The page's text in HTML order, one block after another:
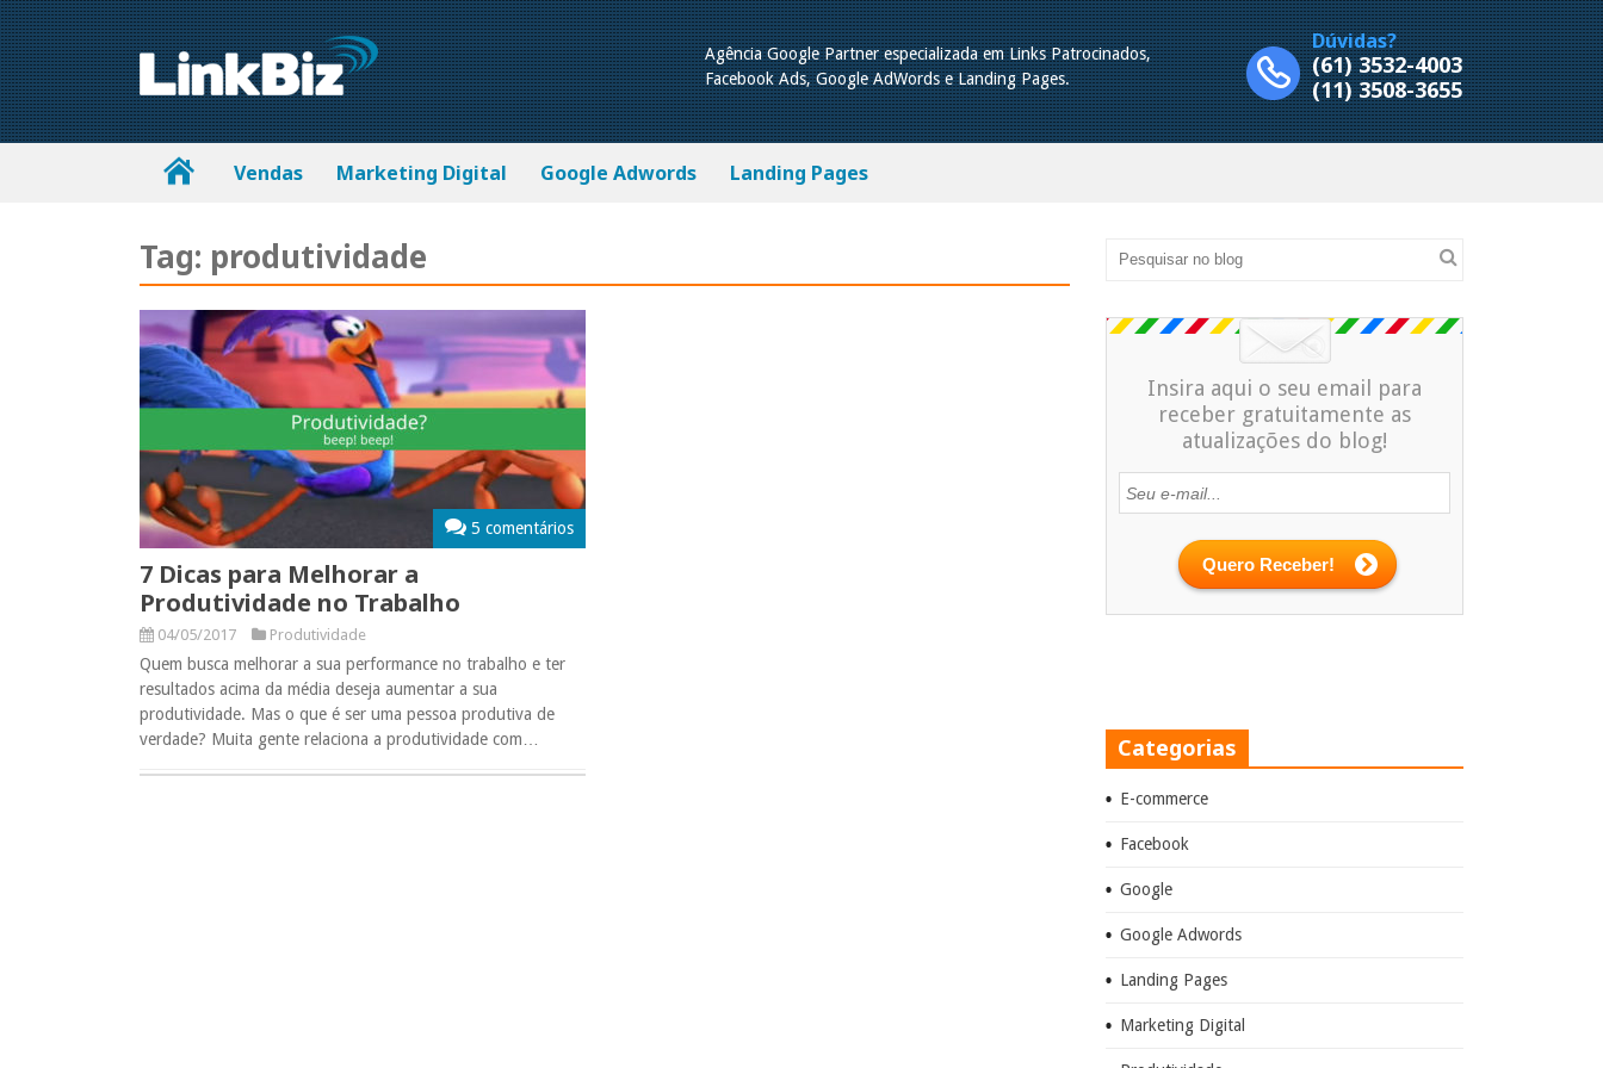
Agência Google Partner especializada em Links Patrocinados,
Facebook Ads, Google AdWords e Landing Pages.
Dúvidas?
(61) 3532-4003
(11) 3508-3655
Vendas Marketing Digital Google Adwords Landing Pages
Tag: produtividade
5 comentários
7 Dicas para Melhorar a
Produtividade no Trabalho
04/05/2017 Produtividade
Quem busca melhorar a sua performance no trabalho e ter
resultados acima da média deseja aumentar a sua
produtividade. Mas o que é ser uma pessoa produtiva de
verdade? Muita gente relaciona a produtividade com…
Insira aqui o seu email para
receber gratuitamente as
atualizações do blog!
Categorias
E-commerce
Facebook
Google
Google Adwords
Landing Pages
Marketing Digital